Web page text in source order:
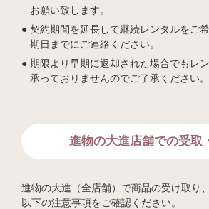
お願い致します。
契約期間を延長して継続レンタルをご
期日までにご連絡ください。
期限より早期に返却された場合でもレ
承っておりませんのでご了承ください。
進物の大進店舗での受取
進物の大進（全店舗）で商品の受け取り
以下の注意事項をご確認ください。